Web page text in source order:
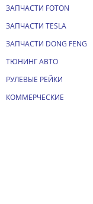
ЗАПЧАСТИ FOTON
ЗАПЧАСТИ TESLA
ЗАПЧАСТИ DONG FENG
ТЮНИНГ АВТО
РУЛЕВЫЕ РЕЙКИ
КОММЕРЧЕСКИЕ